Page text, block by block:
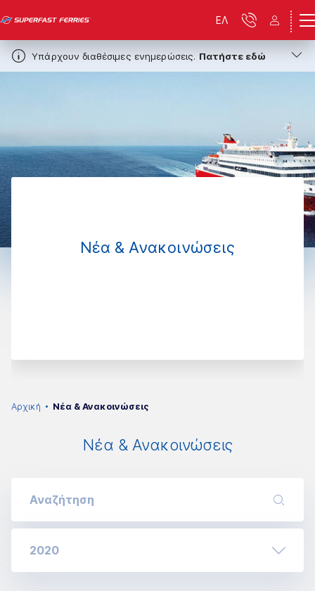
Υπάρχουν διαθέσιμες ενημερώσεις. Πατήστε εδώ
ΕΛ
Νέα & Ανακοινώσεις
Αρχική Νέα & Ανακοινώσεις
Νέα & Ανακοινώσεις
2020